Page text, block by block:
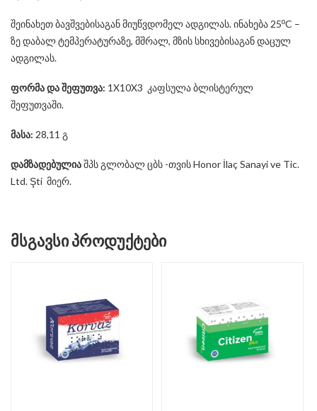
შეინახეთ ბავშვებისაგან მიუწვდომელ ადგილას. ინახება 25oC –
ზე დაბალ ტემპერატურაზე, მშრალ, მზის სხივებისაგან დაცულ
ადგილას.
ფორმა და შეფუთვა: 1X10X3 კაფსულა ბლისტერულ
შეფუთვაში.
მასა: 28,11 გ
დამზადებულიაშპს გლობალ ცბს -თვის Honor İlaç Sanayi ve Tic.
Ltd. Şti მიერ.
ᲛᲡᲒᲐᲕᲡᲘ ᲞᲠᲝᲓᲣᲥᲢᲔᲑᲘ